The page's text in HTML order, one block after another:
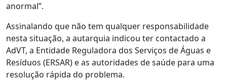
anormal”.
Assinalando que não tem qualquer responsabilidade
nesta situação, a autarquia indicou ter contactado a
AdVT, a Entidade Reguladora dos Serviços de Águas e
Resíduos (ERSAR) e as autoridades de saúde para uma
resolução rápida do problema.